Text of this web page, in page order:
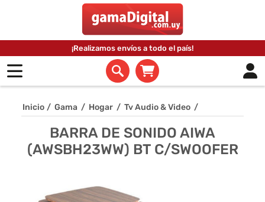
¡Realizamos envíos a todo el país!
Inicio / Gama / Hogar / Tv Audio & Video /
BARRA DE SONIDO AIWA
(AWSBH23WW) BT C/SWOOFER